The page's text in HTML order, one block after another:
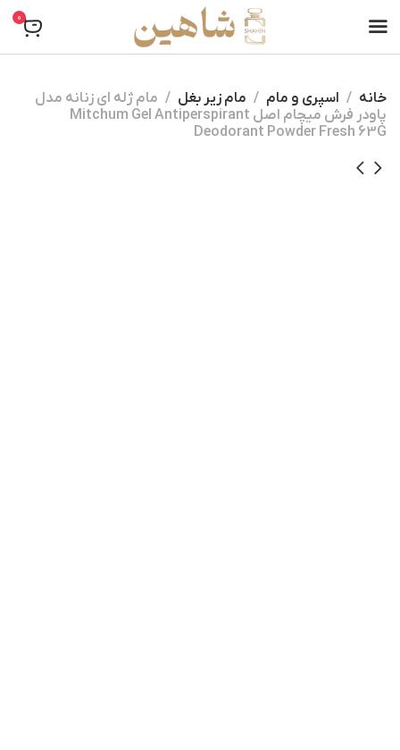
0
خانه اسپری و مام مام زیر بغل
مام ژله ای زنانه مدل
پاودر فرش میچام اصل Mitchum Gel Antiperspirant
Deodorant Powder Fresh 63G